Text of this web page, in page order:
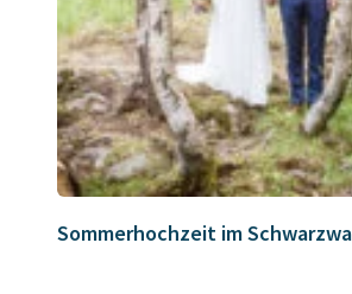
Sommerhochzeit im